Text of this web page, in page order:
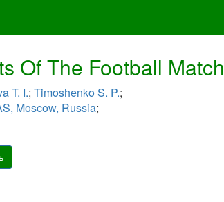
Of The Football Match
T. I.; Timoshenko S. P.;
Moscow, Russia;